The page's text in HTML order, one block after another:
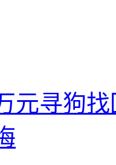
元寻狗